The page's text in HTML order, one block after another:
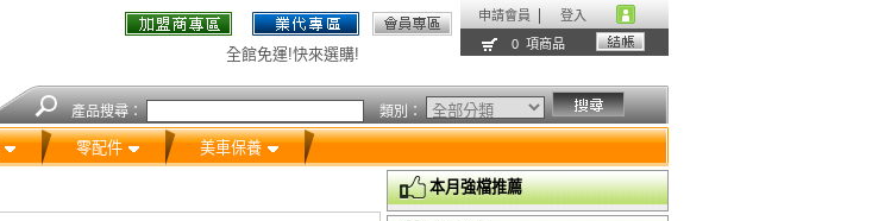
申請會員
登入
0 項商品
全館免運!快來選購!
產品搜尋： 類別：
零配件 美車保養
本月強檔推薦